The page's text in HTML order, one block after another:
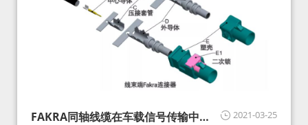
2021-03-25
FAKRA同轴线缆在车载信号传输中的